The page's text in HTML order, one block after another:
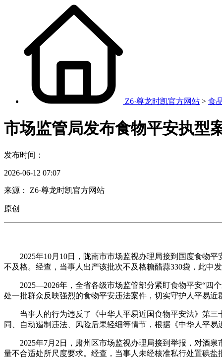
Z6·尊龙时凯官方网站 > 食
市场监管局发布食物平安执型
发布时间：
2026-06-12 07:07
来源： Z6·尊龙时凯官方网站
原创
2025年10月10日，陇南市市场监视办理局接到国度食物平
不及格。经查，当事人出产该批次不及格糖醋蒜330袋，此中
2025—2026年，全省各级市场监管部分紧盯食物平安“四个
处一批群众反映强烈的食物平安违法案件，切实守护人平易
当事人的行为违反了《中华人平易近国食物平安法》第三
同、自动遏制违法、风险后果轻细等情节，根据《中华人平
2025年7月2日，肃州区市场监视办理局接到举报，对酒泉
量不合适处所尺度要求。经查，当事人未经核准私行处置碘盐